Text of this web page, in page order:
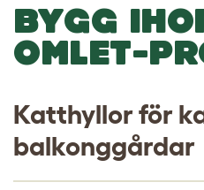
BYGG
OMLET-
Katthyllor för
balkonggårdar